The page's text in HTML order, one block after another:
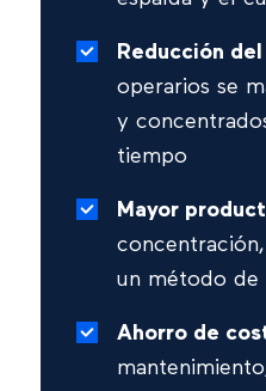
Reducción
operarios se
y
tiempo
Mayor
un método de
Ahorro de